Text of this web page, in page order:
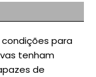
condições para
tenham
de